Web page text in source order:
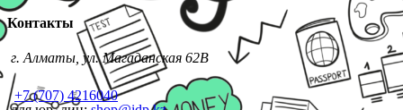
Контакты
г. Алматы, ул. Магаданская 62В
+7 (707) 4216040